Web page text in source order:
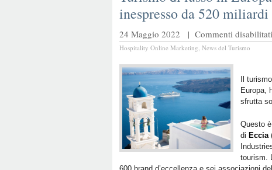
inespresso da 520 miliardi
24 Maggio 2022 | Commenti disabilitati
Hospitality Online Marketing, News del Turismo
Il
Europa,
sfrutta
Questo
di Eccia
tourism.